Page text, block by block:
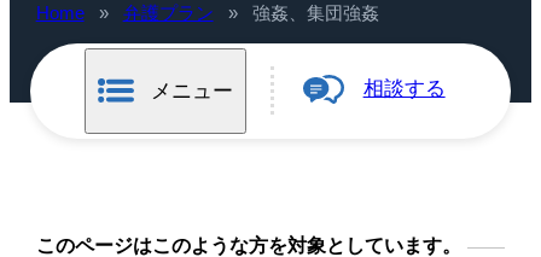
Home » 弁護プラン » 強姦、集団強姦
メニュー 相談する
このページはこのような方を対象としています。